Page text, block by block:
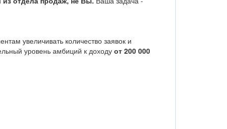
увеличивать количество заявок и
уровень амбиций к доходу от 200 000